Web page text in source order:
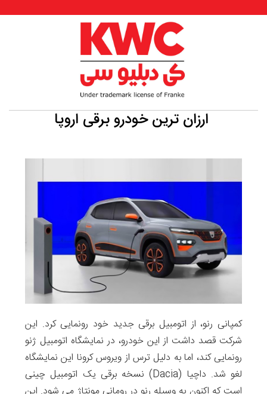
ارزان ترین خودرو برقی اروپا
کمپانی رنو، از اتومبیل برقی جدید خود رونمایی کرد. این
شرکت قصد داشت از این خودرو، در نمایشگاه اتومبیل ژنو
رونمایی کند، اما به دلیل ترس از ویروس کرونا این نمایشگاه
لغو شد. داچیا (Dacia) نسخه برقی یک اتومبیل چینی